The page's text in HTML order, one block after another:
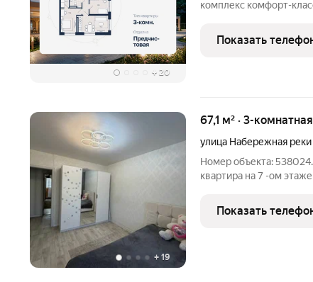
+ 20
комплекс комфорт-
города. Проект
новый стандарт
Показать
+ 19
67,1 м² · 3-
улица Набережная
Номер объекта:
квартира на 7 -ом
Большая, просторная
Раздельный
Показать